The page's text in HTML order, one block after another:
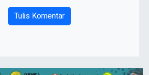
Tulis Komentar